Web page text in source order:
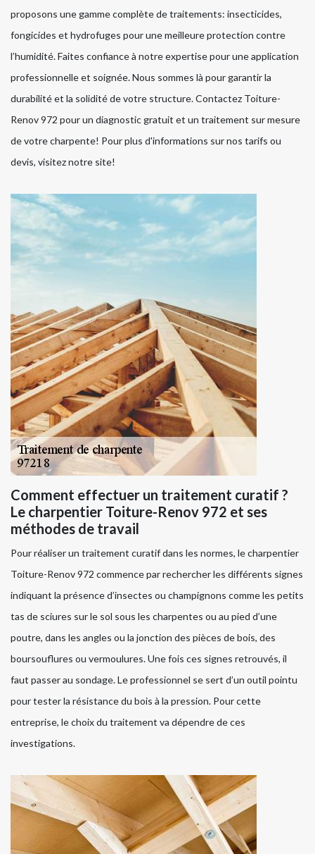
proposons une gamme complète de traitements: insecticides,
fongicides et hydrofuges pour une meilleure protection contre
l’humidité. Faites confiance à notre expertise pour une application
professionnelle et soignée. Nous sommes là pour garantir la
durabilité et la solidité de votre structure. Contactez Toiture-
Renov 972 pour un diagnostic gratuit et un traitement sur mesure
de votre charpente! Pour plus d'informations sur nos tarifs ou
devis, visitez notre site!
Comment effectuer un traitement curatif ?
Le charpentier Toiture-Renov 972 et ses
méthodes de travail
Pour réaliser un traitement curatif dans les normes, le charpentier
Toiture-Renov 972 commence par rechercher les différents signes
indiquant la présence d’insectes ou champignons comme les petits
tas de sciures sur le sol sous les charpentes ou au pied d’une
poutre, dans les angles ou la jonction des pièces de bois, des
boursouflures ou vermoulures. Une fois ces signes retrouvés, il
faut passer au sondage. Le professionnel se sert d’un outil pointu
pour tester la résistance du bois à la pression. Pour cette
entreprise, le choix du traitement va dépendre de ces
investigations.